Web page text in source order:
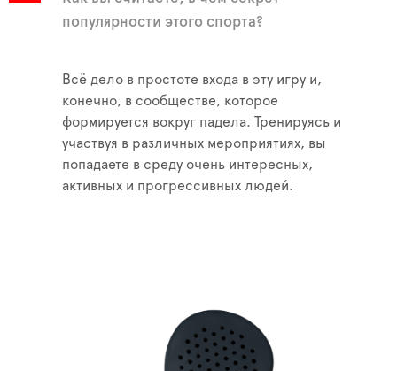
популярности этого спорта?
Всё дело в простоте входа в эту игру и,
конечно, в сообществе, которое
формируется вокруг падела. Тренируясь и
участвуя в различных мероприятиях, вы
попадаете в среду очень интересных,
активных и прогрессивных людей.